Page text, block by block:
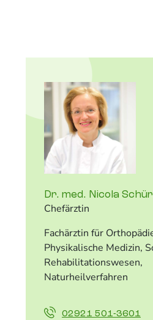
Dr. med. Nicola
Chefärztin
Fachärztin für
Physikalische Medizin,
Rehabilitationswesen,
Naturheilverfahren
02921 501-3601